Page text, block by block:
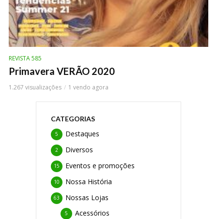
REVISTA 585
Primavera VERÃO 2020
1.267 visualizações 1 vendo agora
CATEGORIAS
Destaques
5
Diversos
2
Eventos e promoções
15
Nossa História
10
Nossas Lojas
63
Acessórios
5